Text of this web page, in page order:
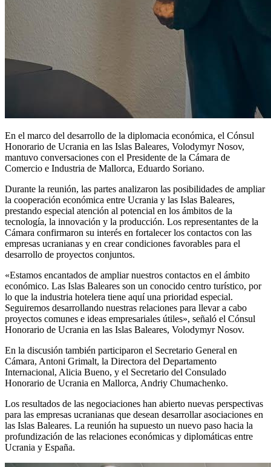
En el marco del desarrollo de la diplomacia económica, el Cónsul
Honorario de Ucrania en las Islas Baleares, Volodymyr Nosov,
mantuvo conversaciones con el Presidente de la Cámara de
Comercio e Industria de Mallorca, Eduardo Soriano.
Durante la reunión, las partes analizaron las posibilidades de ampliar
la cooperación económica entre Ucrania y las Islas Baleares,
prestando especial atención al potencial en los ámbitos de la
tecnología, la innovación y la producción. Los representantes de la
Cámara confirmaron su interés en fortalecer los contactos con las
empresas ucranianas y en crear condiciones favorables para el
desarrollo de proyectos conjuntos.
«Estamos encantados de ampliar nuestros contactos en el ámbito
económico. Las Islas Baleares son un conocido centro turístico, por
lo que la industria hotelera tiene aquí una prioridad especial.
Seguiremos desarrollando nuestras relaciones para llevar a cabo
proyectos comunes e ideas empresariales útiles», señaló el Cónsul
Honorario de Ucrania en las Islas Baleares, Volodymyr Nosov.
En la discusión también participaron el Secretario General en
Cámara, Antoni Grimalt, la Directora del Departamento
Internacional, Alicia Bueno, y el Secretario del Consulado
Honorario de Ucrania en Mallorca, Andriy Chumachenko.
Los resultados de las negociaciones han abierto nuevas perspectivas
para las empresas ucranianas que desean desarrollar asociaciones en
las Islas Baleares. La reunión ha supuesto un nuevo paso hacia la
profundización de las relaciones económicas y diplomáticas entre
Ucrania y España.